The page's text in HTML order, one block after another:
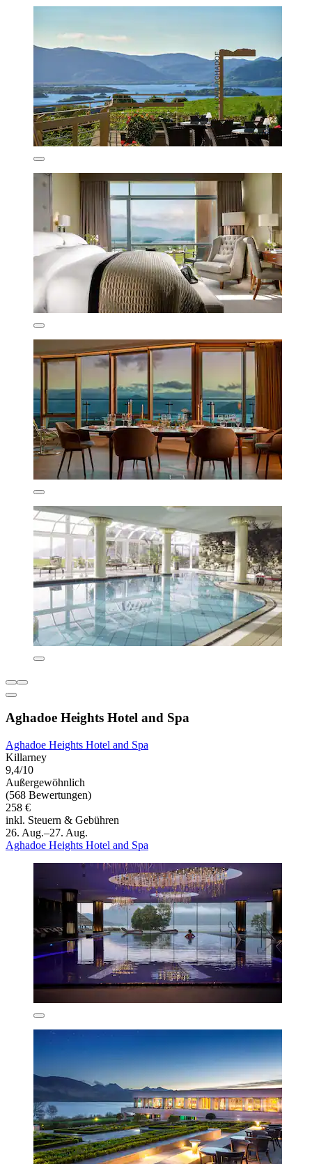
Aghadoe Heights Hotel and Spa
Aghadoe Heights Hotel and Spa
Killarney
9,4/10
Außergewöhnlich
(568 Bewertungen)
258 €
inkl. Steuern & Gebühren
26. Aug.–27. Aug.
Aghadoe Heights Hotel and Spa